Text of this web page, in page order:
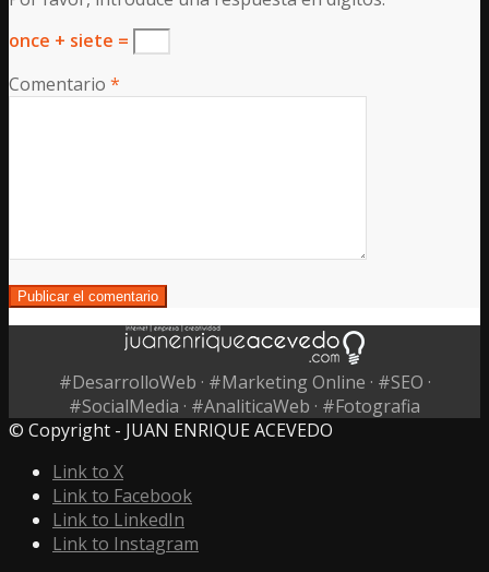
once + siete =
Comentario *
#DesarrolloWeb · #Marketing Online · #SEO ·
#SocialMedia · #AnaliticaWeb · #Fotografia
© Copyright - JUAN ENRIQUE ACEVEDO
Link to X
Link to Facebook
Link to LinkedIn
Link to Instagram